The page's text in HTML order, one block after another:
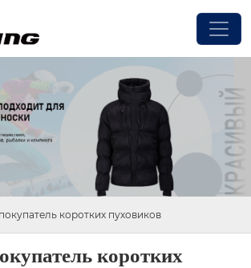
коротких пуховиков
коротких